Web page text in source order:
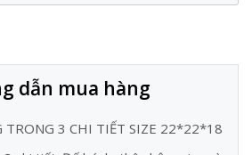
dẫn mua hàng
TRONG 3 CHI TIẾT SIZE 22*22*18